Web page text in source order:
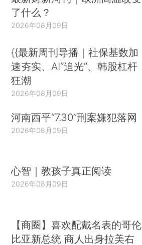
了什么？
2026年08月09日
{{最新周刊导播｜社保基数加
速夯实、AI“追光”、韩股杠杆
狂潮
2026年08月09日
河南西平“7.30”刑案嫌犯落网
2026年08月09日
心智｜教孩子真正阅读
2026年08月09日
【商圈】喜欢配戴名表的哥伦
比亚新总统 商人出身拉美右